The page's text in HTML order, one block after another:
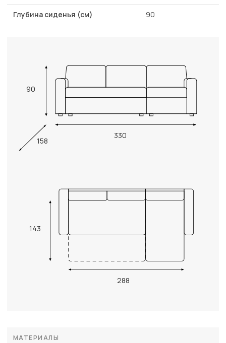
Глубина сиденья (см) 90
90
330
158
143
288
МАТЕРИАЛЫ